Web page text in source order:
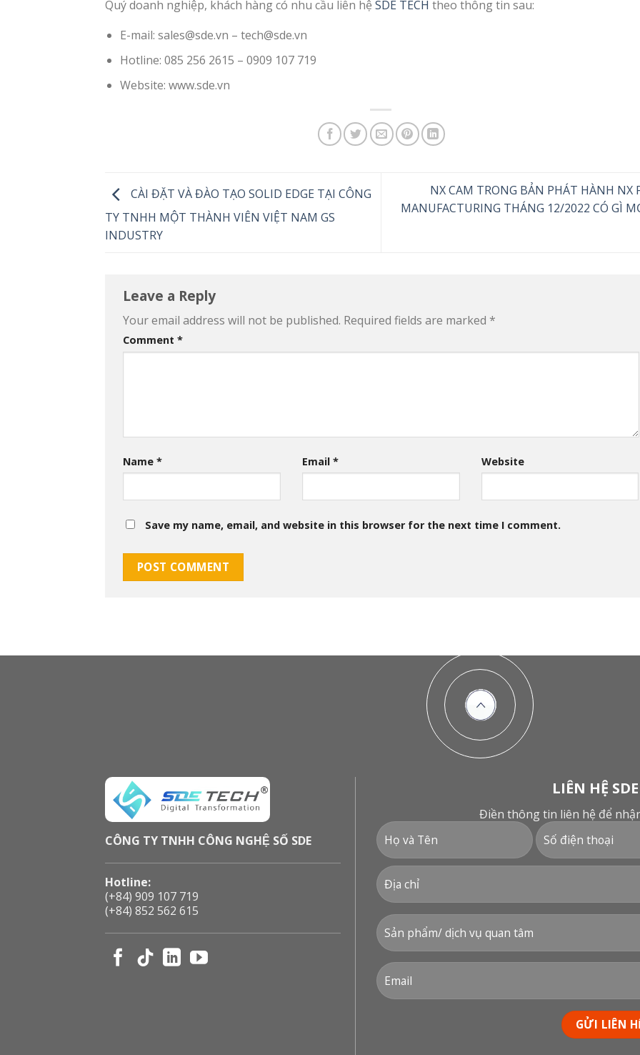
Quý doanh nghiệp, khách hàng có nhu cầu liên hệ SDE TECH theo thông tin sau:
E-mail: sales@sde.vn – tech@sde.vn
Hotline: 085 256 2615 – 0909 107 719
Website: www.sde.vn
CÀI ĐẶT VÀ ĐÀO TẠO SOLID EDGE TẠI CÔNG
TY TNHH MỘT THÀNH VIÊN VIỆT NAM GS
INDUSTRY
NX CAM TRONG BẢN PHÁT HÀNH NX
MANUFACTURING THÁNG 12/2022 CÓ GÌ
Leave a Reply
Your email address will not be published. Required fields are marked *
Comment *
Name * Email * Website
Save my name, email, and website in this browser for the next time I comment.
CÔNG TY TNHH CÔNG NGHỆ SỐ SDE
Hotline:
(+84) 909 107 719
(+84) 852 562 615
LIÊN HỆ
Điền thông tin liên hệ để